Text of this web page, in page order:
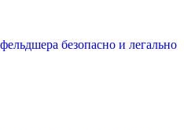
безопасно и легально